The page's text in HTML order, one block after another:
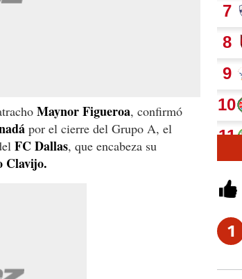
Maynor Figueroa, confirmó
por el cierre del Grupo A, el
FC Dallas, que encabeza su
Clavijo.
1